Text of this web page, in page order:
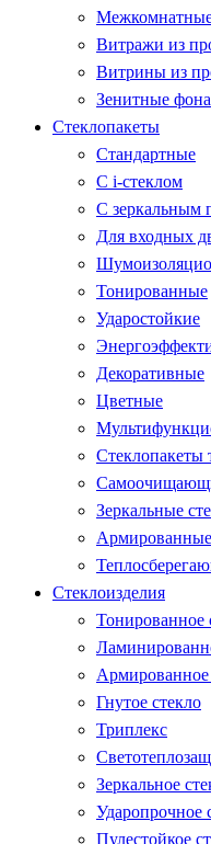
Витражи из
Витрины из
Зенитные
Стеклопакеты
Стандартные
С i-стеклом
С зеркальным
Для входных
Тонированные
Ударостойкие
Декоративные
Цветные
Зеркальные
Стеклоизделия
Тонированное
Армированное
Гнутое стекло
Триплекс
Зеркальное
Ударопрочное
Пулестойкое